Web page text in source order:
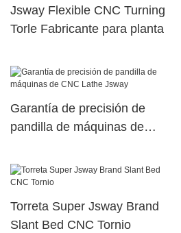
Jsway Flexible CNC Turning
Torle Fabricante para planta
Garantía de precisión de
pandilla de máquinas de
Torreta Super Jsway Brand
Slant Bed CNC Tornio